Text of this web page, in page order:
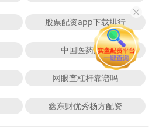
股票配资app下载排行
中国医药股票
网眼查杠杆靠谱吗
鑫东财优秀杨方配资